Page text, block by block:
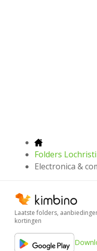
Folders Lochristi
Electronica &
Laatste folders,
kortingen